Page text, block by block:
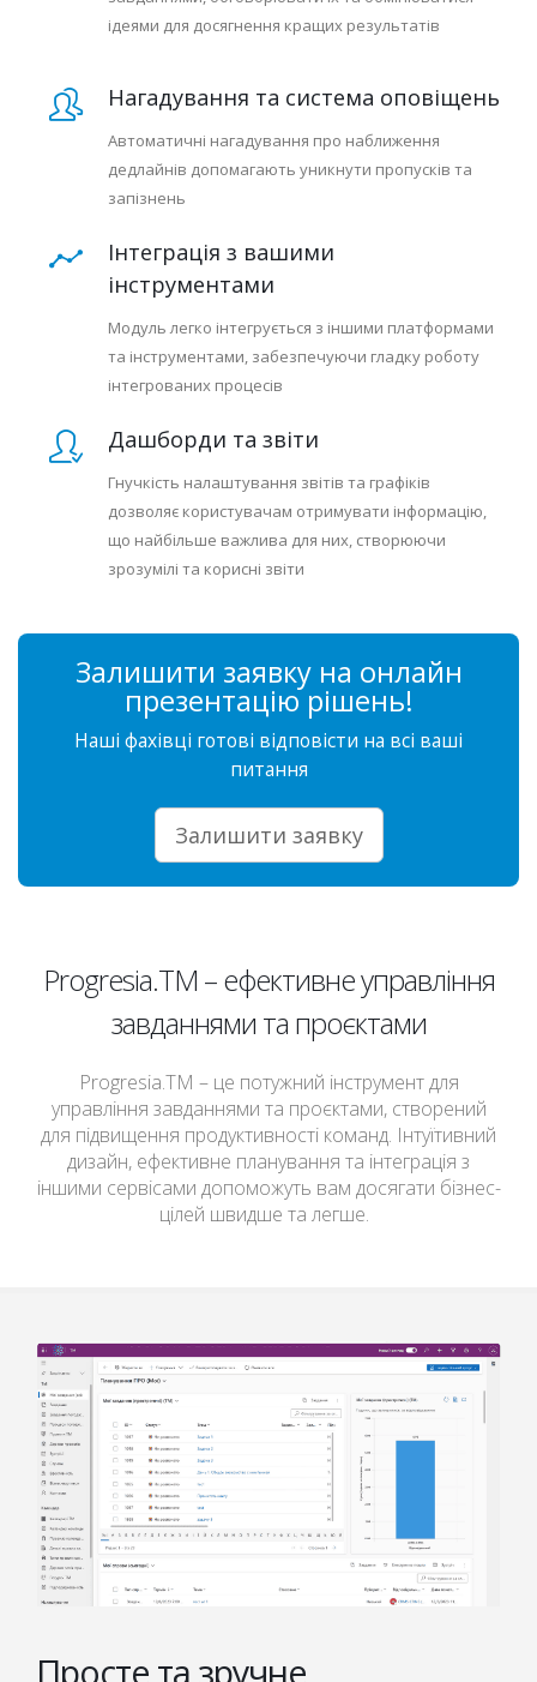
ідеями для досягнення кращих результатів
Нагадування та система оповіщень
Автоматичні нагадування про наближення
дедлайнів допомагають уникнути пропусків та
запізнень
Інтеграція з вашими
інструментами
Модуль легко інтегрується з іншими платформами
та інструментами, забезпечуючи гладку роботу
інтегрованих процесів
Дашборди та звіти
Гнучкість налаштування звітів та графіків
дозволяє користувачам отримувати інформацію,
що найбільше важлива для них, створюючи
зрозумілі та корисні звіти
Залишити заявку на онлайн
презентацію рішень!
Наші фахівці готові відповісти на всі ваші
питання
Залишити заявку
Progresia.TM – ефективне управління
завданнями та проєктами
Progresia.TM – це потужний інструмент для
управління завданнями та проєктами, створений
для підвищення продуктивності команд. Інтуїтивний
дизайн, ефективне планування та інтеграція з
іншими сервісами допоможуть вам досягати бізнес-
цілей швидше та легше.
Просте та зручне